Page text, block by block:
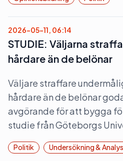
2026-05-11, 06:14
STUDIE: Väljarna
hårdare än de belönar
Väljare straffare
hårdare än de belönar
avgörande för att bygga
studie från Göteborgs
Politik Undersökning & Analys